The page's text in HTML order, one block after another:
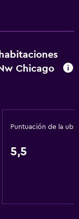
Chicago
Puntuación de la
5,5